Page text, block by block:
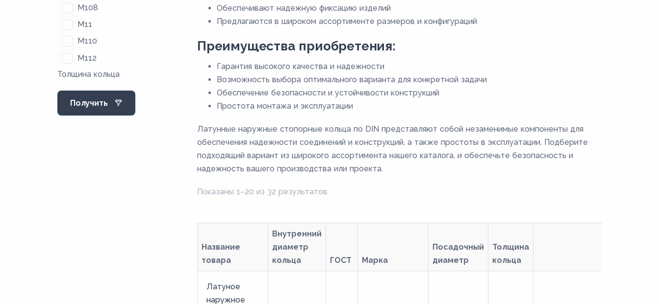
M108
M11
M110
M112
M115
M117
M118
Толщина кольца
Получить
Обеспечивают надежную фиксацию изделий
Предлагаются в широком ассортименте размеров и конфигураций
Преимущества приобретения:
Гарантия высокого качества и надежности
Возможность выбора оптимального варианта для конкретной задачи
Обеспечение безопасности и устойчивости конструкций
Простота монтажа и эксплуатации
Латунные наружные стопорные кольца по DIN представляют собой незаменимые компоненты для
обеспечения надежности соединений и конструкций, а также простоты в эксплуатации. Подберите
подходящий вариант из широкого ассортимента нашего каталога, и обеспечьте безопасность и
надежность вашего производства или проекта.
Показаны 1–20 из 32 результатов
Название
товара
Внутренний
диаметр
кольца
ГОСТ Марка
Посадочный
диаметр
Толщина
кольца
Латуное
наружное